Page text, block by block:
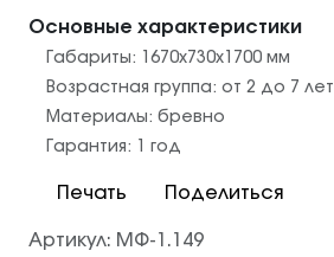
Основные характеристики
Габариты: 1670x730x1700 мм
Возрастная группа: от 2 до 7 лет
Материалы: бревно
Гарантия:
1 год
Печать Поделиться
Артикул: МФ-1.149